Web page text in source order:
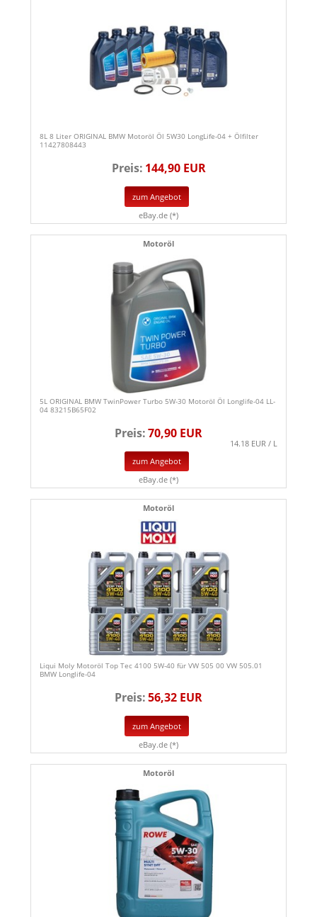
8L 8 Liter ORIGINAL BMW Motoröl Öl 5W30 LongLife-04 + Ölfilter
11427808443
Preis: 144,90 EUR
zum Angebot
eBay.de (*)
Motoröl
5L ORIGINAL BMW TwinPower Turbo 5W-30 Motoröl Öl Longlife-04 LL-
04 83215B65F02
Preis:70,90 EUR
14.18 EUR / L
zum Angebot
eBay.de (*)
Motoröl
Liqui Moly Motoröl Top Tec 4100 5W-40 für VW 505 00 VW 505.01
BMW Longlife-04
Preis:56,32 EUR
zum Angebot
eBay.de (*)
Motoröl